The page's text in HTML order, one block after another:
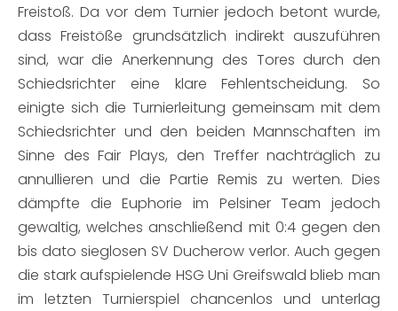
Freistoß. Da vor dem Turnier jedoch betont wurde,
dass Freistöße grundsätzlich indirekt auszuführen
sind, war die Anerkennung des Tores durch den
Schiedsrichter eine klare Fehlentscheidung. So
einigte sich die Turnierleitung gemeinsam mit dem
Schiedsrichter und den beiden Mannschaften im
Sinne des Fair Plays, den Treffer nachträglich zu
annullieren und die Partie Remis zu werten. Dies
dämpfte die Euphorie im Pelsiner Team jedoch
gewaltig, welches anschließend mit 0:4 gegen den
bis dato sieglosen SV Ducherow verlor. Auch gegen
die stark aufspielende HSG Uni Greifswald blieb man
im letzten Turnierspiel chancenlos und unterlag